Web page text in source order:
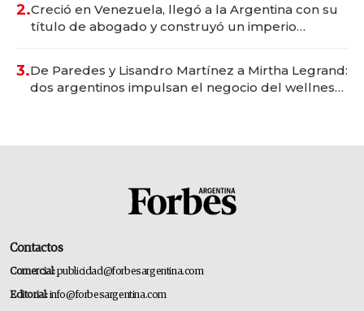
2.Creció en Venezuela, llegó a la Argentina con su
título de abogado y construyó un imperio
3.De Paredes y Lisandro Martínez a Mirtha Legrand:
dos argentinos impulsan el negocio del wellness
Contactos
Comercial:publicidad@forbesargentina.com
Editorial:info@forbesargentina.com